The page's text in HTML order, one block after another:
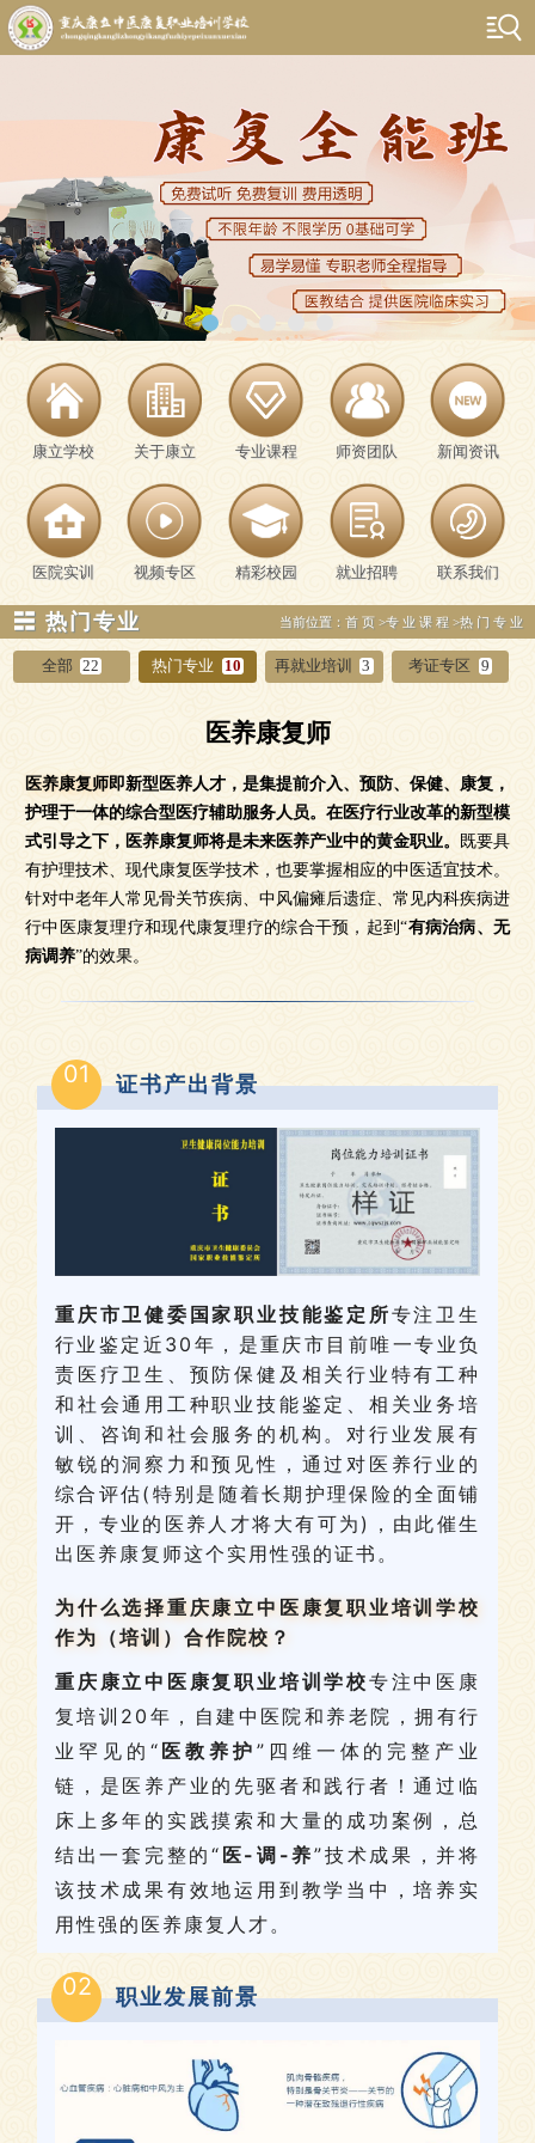
康立学校 关于康立 专业课程 师资团队 新闻资讯
医院实训 视频专区 精彩校园 就业招聘 联系我们
☵ 热门专业 当前位置： 首页 >专业课程 >热门专业
全部 22 热门专业 10 再就业培训 3 考证专区 9
医养康复师
医养康复师即新型医养人才，是集提前介入、预防、保健、康复，
护理于一体的综合型医疗辅助服务人员。在医疗行业改革的新型模
式引导之下，医养康复师将是未来医养产业中的黄金职业。
既要具
有护理技术、现代康复医学技术，也要掌握相应的中医适宜技术。
针对中老年人常见骨关节疾病、中风偏瘫后遗症、常见内科疾病进
行中医康复理疗和现代康复理疗的综合干预，起到“有病治病、无
病调养”的效果。
01 证书产出背景
重庆市卫健委国家职业技能鉴定所专注卫生
行业鉴定近30年， 是重庆市目前唯一专业负
责医疗卫生、预防保健及相关行业特有工种
和社会通用工种职业技能鉴定、相关业务培
训、咨询和社会服务的机构。 对行业发展有
敏锐的洞察力和预见性，通过对医养行业的
综合评估(特别是随着长期护理保险的全面铺
开， 专业 的医养人才将大有可为 ) ，由此催生
出医养康复师这个实用性强的证书。
为什么选择重庆康立中医康复职业培训学校
作为（培训）合作院校？
重庆康立中医康复职业培训学校专注中医康
复培训20年，自建中医院和养老院，拥有行
业罕见的 “ 医教养护” 四维一体的完整产业
链，是医养产业的先驱者和践行者！通过临
床上多年的实践摸索和大量的成功案例，总
结出一套完整的“ 医-调-养”技术成果，并将
该技术成果有效地运用到教学当中，培养实
用性强的医养康复人才。
02 职业发展前景